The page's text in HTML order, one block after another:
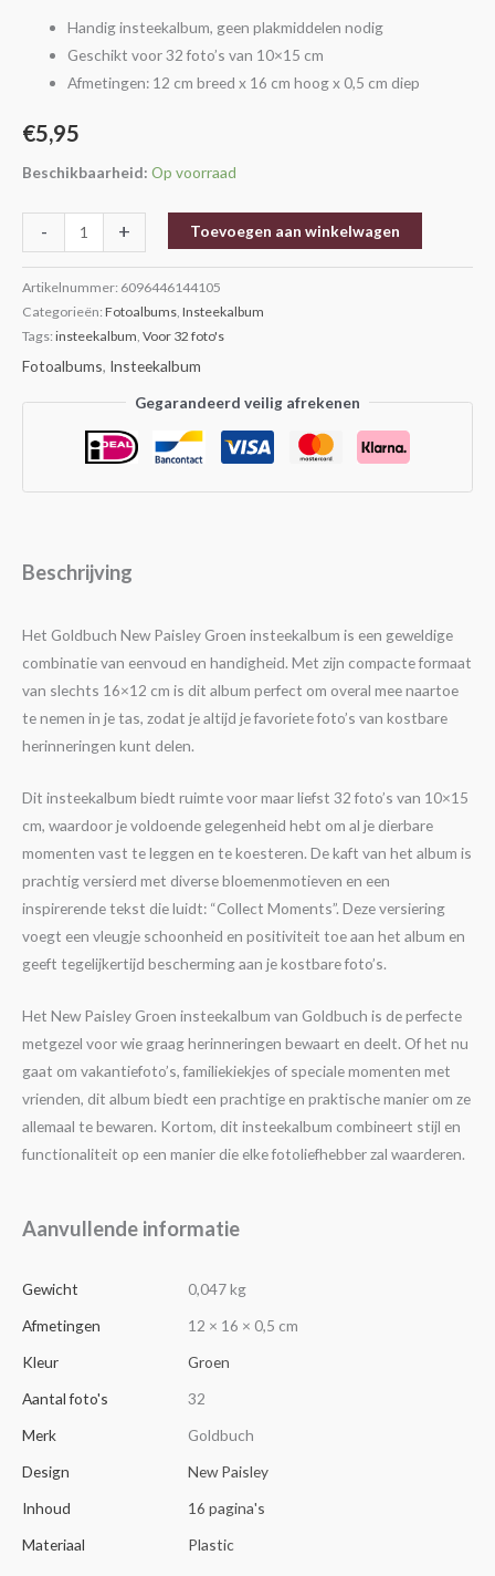
Handig insteekalbum, geen plakmiddelen nodig
Geschikt voor 32 foto’s van 10×15 cm
Afmetingen: 12 cm breed x 16 cm hoog x 0,5 cm diep
€5,95
Beschikbaarheid: Op voorraad
-
Groen
aantal
+ Toevoegen aan winkelwagen
Artikelnummer: 6096446144105
Categorieën: Fotoalbums Insteekalbum
Tags: insteekalbum Voor 32 foto's
Fotoalbums, Insteekalbum
Gegarandeerd veilig afrekenen
Beschrijving
Het Goldbuch New Paisley Groen insteekalbum is een geweldige
combinatie van eenvoud en handigheid. Met zijn compacte formaat
van slechts 16×12 cm is dit album perfect om overal mee naartoe
te nemen in je tas, zodat je altijd je favoriete foto’s van kostbare
herinneringen kunt delen.
Dit insteekalbum biedt ruimte voor maar liefst 32 foto’s van 10×15
cm, waardoor je voldoende gelegenheid hebt om al je dierbare
momenten vast te leggen en te koesteren. De kaft van het album is
prachtig versierd met diverse bloemenmotieven en een
inspirerende tekst die luidt: “Collect Moments”. Deze versiering
voegt een vleugje schoonheid en positiviteit toe aan het album en
geeft tegelijkertijd bescherming aan je kostbare foto’s.
Het New Paisley Groen insteekalbum van Goldbuch is de perfecte
metgezel voor wie graag herinneringen bewaart en deelt. Of het nu
gaat om vakantiefoto’s, familiekiekjes of speciale momenten met
vrienden, dit album biedt een prachtige en praktische manier om ze
allemaal te bewaren. Kortom, dit insteekalbum combineert stijl en
functionaliteit op een manier die elke fotoliefhebber zal waarderen.
Aanvullende informatie
Gewicht
0,047 kg
Afmetingen
12 × 16 × 0,5 cm
Kleur
Groen
Aantal foto's
32
Merk
Goldbuch
Design
New Paisley
Inhoud
16 pagina's
Materiaal
Plastic